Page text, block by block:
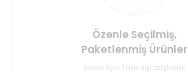
Özenle Seçilmiş,
Paketlenmiş Ürünler
Senin İçin Tüm Siparişlerini